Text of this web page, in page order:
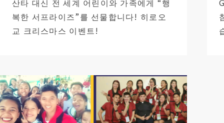
산타 대신 전 세계 어린이와 가족에게 “행
복한 서프라이즈”를 선물합니다! 히로오
교 크리스마스 이벤트!